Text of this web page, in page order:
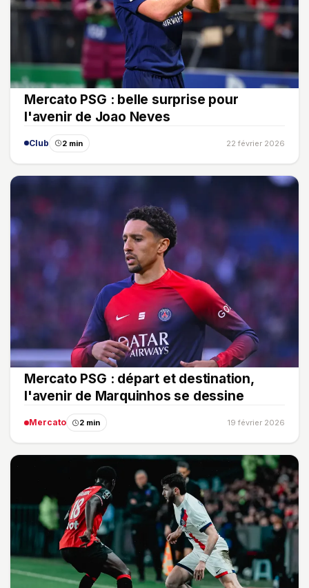
Mercato PSG : belle surprise pour
l'avenir de Joao Neves
Club 2 min 22 février 2026
Mercato PSG : départ et destination,
l'avenir de Marquinhos se dessine
Mercato 2 min 19 février 2026